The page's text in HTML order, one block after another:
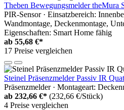
Theben Bewegungsmelder theMura
PIR-Sensor · Einsatzbereich:
Wandmontage, Deckenmontage,
Eigenschaften: Smart Home fähig
ab 55,68 €*
17 Preise vergleichen
Steinel Präsenzmelder Passiv IR
Präsenzmelder · Montageart:
ab 232,66 €* (232,66 €/Stück)
4 Preise vergleichen